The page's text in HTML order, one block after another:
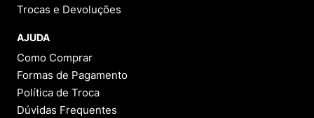
Trocas e Devoluções
AJUDA
Como Comprar
Formas de Pagamento
Política de Troca
Dúvidas Frequentes